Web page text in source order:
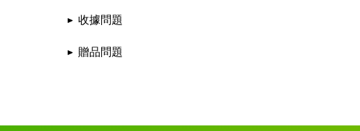
收據問題
贈品問題